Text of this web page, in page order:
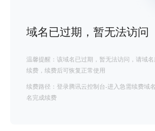
域名已过期，暂无法访问
温馨提醒：该域名已过期，暂无法访问，请域
续费，续费后可恢复正常使用
续费路径：登录腾讯云控制台-进入急需续费域
名完成续费